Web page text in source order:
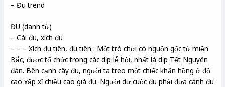
– Đu trend
ĐU (danh từ)
– Cái đu, xích đu
– – – Xích đu tiên, đu tiên : Một trò chơi có nguồn gốc từ miền
Bắc, được tổ chức trong các dịp lễ hội, nhất là dịp Tết Nguyên
đán. Bên cạnh cây đu, người ta treo một chiếc khăn hồng ở độ
cao xấp xỉ chiều cao giá đu. Người dự cuộc đu phải đưa cánh đu